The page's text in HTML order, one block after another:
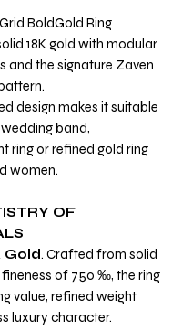
BoldGold Ring
18K gold with modular
and the signature Zaven
design makes it suitable
band,
ring or refined gold ring
women.
OF
Gold. Crafted from solid
of 750 ‰, the ring
value, refined weight
luxury character.